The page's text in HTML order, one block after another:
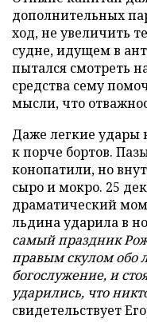
дополнительных
ход, не увеличить
судне, идущем в
пытался смотреть
средства сему
мысли, что
Даже легкие
к порче бортов.
конопатили, но
сыро и мокро. 25
драматический
льдина ударила в
самый праздник
правым скулом обо
богослужение, и
ударились, что
свидетельствует